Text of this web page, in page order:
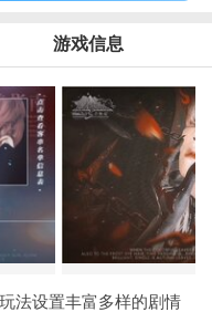
游戏信息
法设置丰富多样的剧情